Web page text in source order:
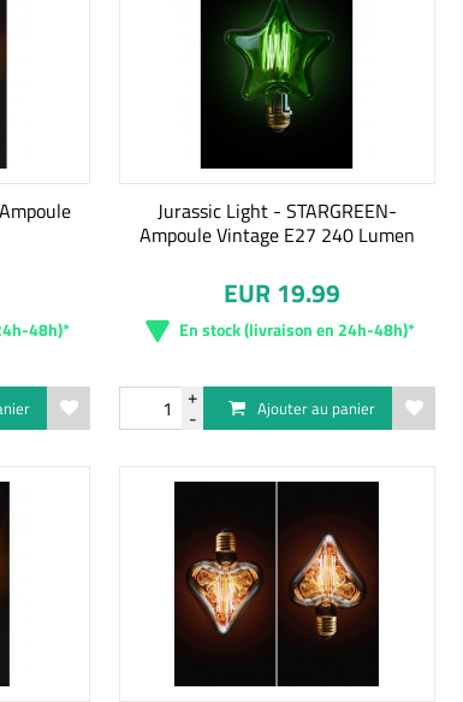
48h)*
Jurassic Light - STARGREEN-
Ampoule Vintage E27 240 Lumen
EUR 19.99
En stock (livraison en 24h-48h)*
Ajouter au panier